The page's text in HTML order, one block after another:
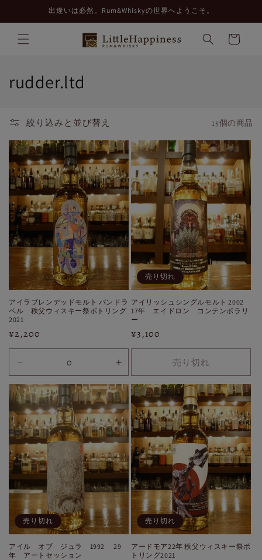
進む
出逢いは必然。Rum&Whiskyの世界へようこそ。
カ
ー
コ
ク
シ
ョ
ン
:
rudder.ltd
絞り込みと並び替え 15個の商品
アイラブレンデッドモルト バンドラ
ベル 秩父ウィスキー祭ボトリング
2021
通
常
価
格
¥2,200
数
量
を
減
ら
す
30ml
数
量
を
増
や
す
売り切れ
アイリッシュシングルモルト 2002
17年 エイドロン コンテンポラリ
ー
通
常
格
¥3,100
売り切れ
売り切れ
アイル オブ ジュラ 1992 29
年 アートセッション
売り切れ
アードモア22年 秩父ウィスキー祭ボ
トリング2021